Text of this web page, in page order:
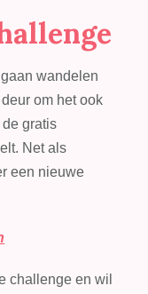
wandelen
om het ook
gratis
Net als
een nieuwe
challenge en wil